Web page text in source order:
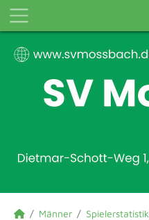
Männer Spielerstatistik